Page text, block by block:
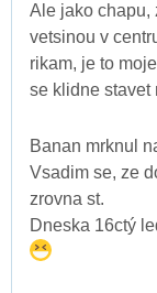
Ale jako chapu,
vetsinou v
rikam, je to
se klidne stavet
Banan mrknul
Vsadim se, ze
zrovna st.
Dneska 16ctý